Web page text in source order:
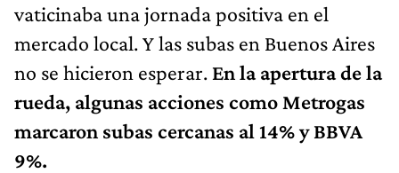
vaticinaba una jornada positiva en el
mercado local. Y las subas en Buenos Aires
no se hicieron esperar. En la apertura de la
rueda, algunas acciones como Metrogas
marcaron subas cercanas al 14% y BBVA
9%.